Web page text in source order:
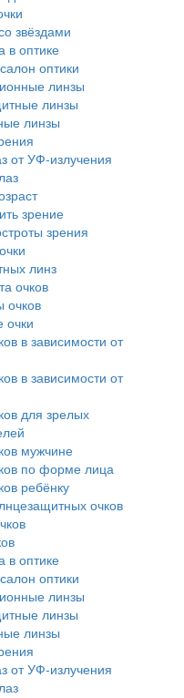
звёздами
в оптике
оптики
линзы
линзы
линзы
от УФ-излучения
зрение
зрения
линз
очков
очков
очки
в зависимости от
в зависимости от
для зрелых
мужчине
по форме лица
ребёнку
очков
в оптике
оптики
линзы
линзы
линзы
от УФ-излучения